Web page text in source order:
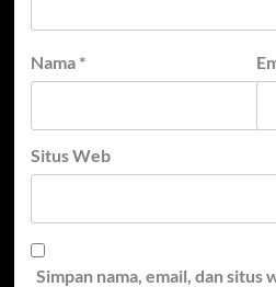
Nama *
Situs Web
Simpan nama, email, dan situs